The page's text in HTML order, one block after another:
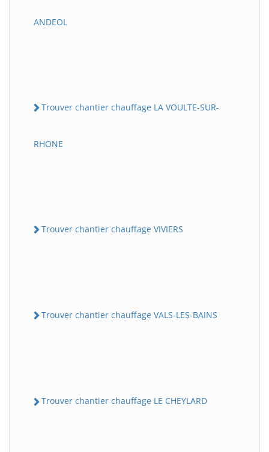
ANDEOL
Trouver chantier chauffage LA VOULTE-SUR-
RHONE
Trouver chantier chauffage VIVIERS
Trouver chantier chauffage VALS-LES-BAINS
Trouver chantier chauffage LE CHEYLARD